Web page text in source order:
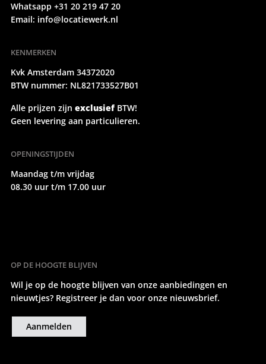
Whatsapp +31 20 219 47 20
Email: info@locatiewerk.nl
KENMERKEN
Kvk Amsterdam 34372020
BTW nummer: NL821733527B01
Alle prijzen zijn exclusiefBTW!
Geen levering aan particulieren.
OPENINGSTIJDEN
Maandag t/m vrijdag
08.30 uur t/m 17.00 uur
OP DE HOOGTE BLIJVEN
Wil je op de hoogte blijven van onze aanbiedingen en
nieuwtjes? Registreer je dan voor onze nieuwsbrief.
Aanmelden